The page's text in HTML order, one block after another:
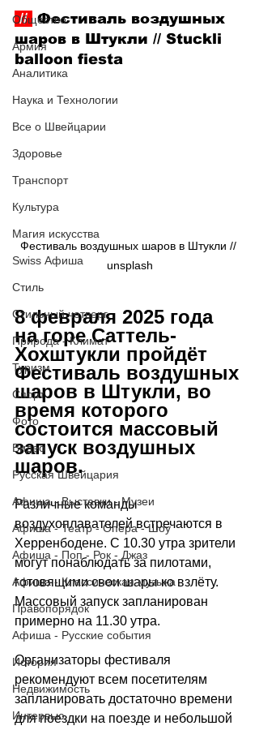
Общество
Армия
Аналитика
Наука и Технологии
Все о Швейцарии
Здоровье
Транспорт
Культура
Магия искусства
Swiss Афиша
Стиль
Стильный четверг
Природа - Климат
Туризм
Спорт
Фото
Видео
Русская Швейцария
Афиша - Выставки - Музеи
Афиша - Театр - Опера - Шоу
Афиша - Поп - Рок - Джаз
Афиша - Классическая музыка
Правопорядок
Афиша - Русские события
История
Недвижимость
Интервью
// Фестиваль воздушных
шаров в Штукли // Stuckli
balloon fiesta
Фестиваль воздушных шаров в Штукли //
unsplash
8 февраля 2025 года
на горе Саттель-
Хохштукли пройдёт
Фестиваль воздушных
шаров в Штукли, во
время которого
состоится массовый
запуск воздушных
шаров.
Различные команды
воздухоплавателей встречаются в
Херренбодене. С 10.30 утра зрители
могут понаблюдать за пилотами,
готовящими свои шары ко взлёту.
Массовый запуск запланирован
примерно на 11.30 утра.
Организаторы фестиваля
рекомендуют всем посетителям
запланировать достаточно времени
для поездки на поезде и небольшой